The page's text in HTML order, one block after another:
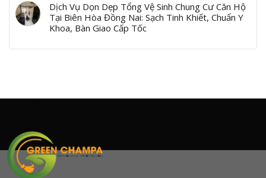
Dịch Vụ Dọn Dẹp Tổng Vệ Sinh Chung Cư Căn Hộ
Tại Biên Hòa Đồng Nai: Sạch Tinh Khiết, Chuẩn Y
Khoa, Bàn Giao Cấp Tốc